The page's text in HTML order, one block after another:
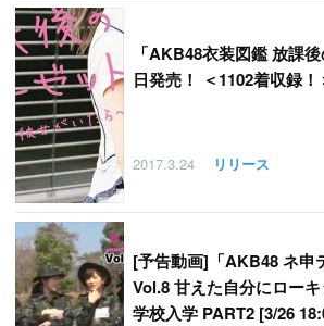
「AKB48衣装図鑑 放課
日発売！ ＜1102着収録！
2017.3.24 リリース
[予告動画]「AKB48 ネ申
Vol.8 甘えた自分にロー
学校入学 PART2 [3/26